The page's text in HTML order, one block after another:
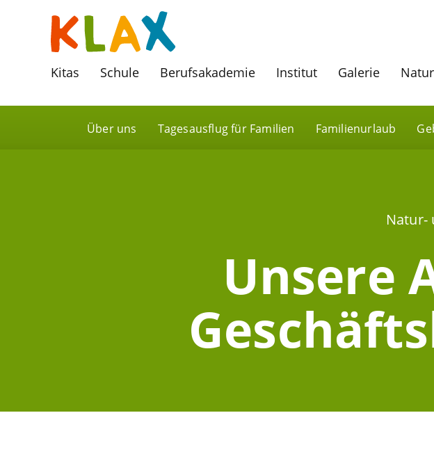
Kitas Schule Berufsakademie Institut Galerie
Über uns Tagesausflug für Familien Familienurlaub
Natur-
Unsere